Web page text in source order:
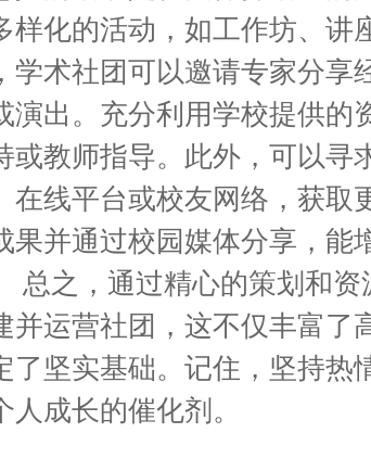
样化的活动，如工作坊、讲
学术社团可以邀请专家分享
演出。充分利用学校提供的
或教师指导。此外，可以寻
在线平台或校友网络，获取
果并通过校园媒体分享，能
总之，通过精心的策划和
并运营社团，这不仅丰富了
了坚实基础。记住，坚持热
人成长的催化剂。